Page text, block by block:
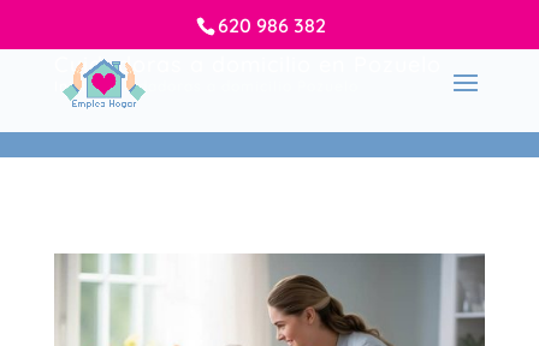
620 986 382
Cuidadoras a domicilio en Pozuelo
Inicio-Cuidadoras a domicilio Pozuelo